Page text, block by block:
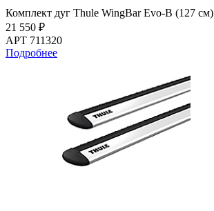
Комплект дуг Thule WingBar Evo-B (127 см)
21 550 ₽
АРТ 711320
Подробнее